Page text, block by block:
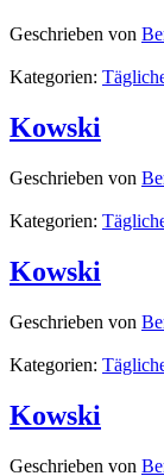
Geschrieben von
Kategorien:
Kowski
Geschrieben von
Kategorien:
Kowski
Geschrieben von
Kategorien:
Kowski
Geschrieben von